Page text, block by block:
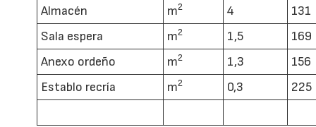
Almacén
m2 4
131
Sala espera
m2 1,5
169
Anexo ordeño
m2 1,3
156
Establo recría
m2 0,3 225